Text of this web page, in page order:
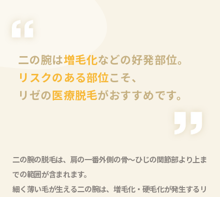
二の腕は増毛化などの好発部位。
リスクのある部位こそ、
リゼの医療脱毛がおすすめです。
二の腕の脱毛は、肩の一番外側の骨〜ひじの関節部より上ま
での範囲が含まれます。
細く薄い毛が生える二の腕は、増⽑化・硬⽑化が発⽣するリ